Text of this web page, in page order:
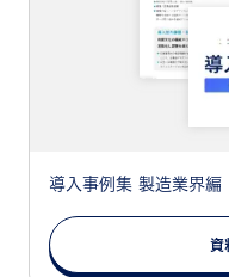
導入事例集 製造業界編
資